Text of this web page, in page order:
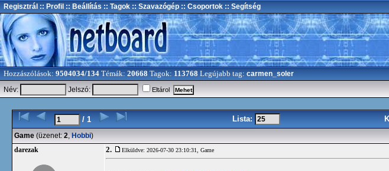
Regisztrál :: Profil :: Beállítás :: Tagok :: Szavazógép :: Csoportok :: Segítség
Hozzászólások: 9504034/134 Témák: 20668 Tagok: 113768 Legújabb tag: carmen_soler
Név: Jelszó: Eltárol
/ 1 Lista:
Game (üzenet: 2, Hobbi)
darezak 2. Elküldve: 2026-07-30 23:10:31, Game